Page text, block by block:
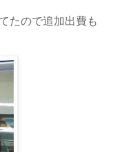
たので追加出費も